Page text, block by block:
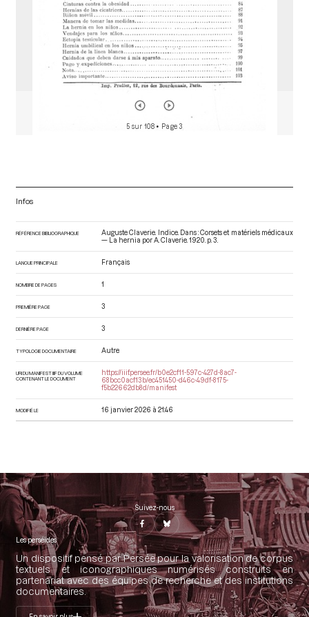
5 sur 108 • Page 3
Infos
RÉFÉRENCE BIBLIOGRAPHIQUE
Auguste Claverie. Indice. Dans : Corsets et matériels médicaux
— La hernia por A. Claverie . 1920. p. 3.
LANGUE PRINCIPALE Français
NOMBRE DE PAGES 1
PREMIÈRE PAGE 3
DERNIÈRE PAGE 3
TYPOLOGIE DOCUMENTAIRE Autre
URI DU MANIFEST IIIF DU VOLUME
CONTENANT LE DOCUMENT
https://iiif.persee.fr/b0e2cf11-597c-427d-8ac7-
68bcc0acf13b/ec451450-d46c-49df-8175-
f5b22662db8d/manifest
MODIFIÉ LE 16 janvier 2026 à 21:46
Suivez-nous
Les perséides
Un dispositif pensé par Persée pour la valorisation de corpus
textuels et iconographiques numérisés construits en
partenariat avec des équipes de recherche et des institutions
documentaires.